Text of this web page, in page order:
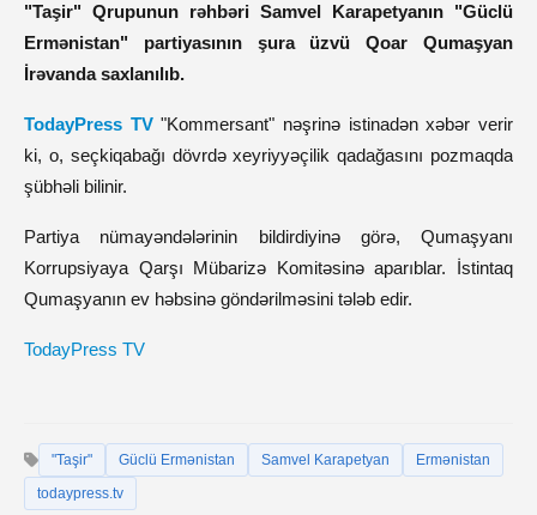
"Taşir" Qrupunun rəhbəri Samvel Karapetyanın "Güclü
Ermənistan" partiyasının şura üzvü Qoar Qumaşyan
İrəvanda saxlanılıb.
TodayPress TV"Kommersant" nəşrinə istinadən xəbər verir
ki, o, seçkiqabağı dövrdə xeyriyyəçilik qadağasını pozmaqda
şübhəli bilinir.
Partiya nümayəndələrinin bildirdiyinə görə, Qumaşyanı
Korrupsiyaya Qarşı Mübarizə Komitəsinə aparıblar. İstintaq
Qumaşyanın ev həbsinə göndərilməsini tələb edir.
TodayPress TV
"Taşir" Güclü Ermənistan Samvel Karapetyan
Ermənistan
todaypress.tv